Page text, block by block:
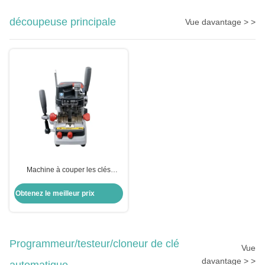
découpeuse principale Vue davantage > >
Machine à couper les clés
Obtenez le meilleur prix
Programmeur/testeur/cloneur de clé
Vue
davantage > >